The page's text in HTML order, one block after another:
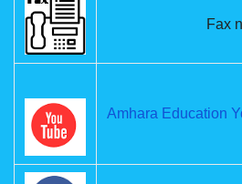
Fax
Amhara Education